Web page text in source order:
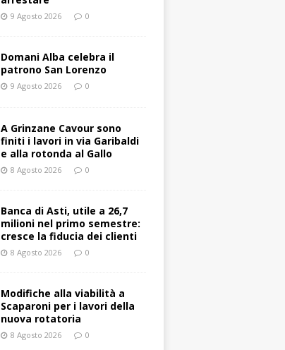
9 Agosto 2026 0
Domani Alba celebra il
patrono San Lorenzo
9 Agosto 2026 0
A Grinzane Cavour sono
finiti i lavori in via Garibaldi
e alla rotonda al Gallo
8 Agosto 2026 0
Banca di Asti, utile a 26,7
milioni nel primo semestre:
cresce la fiducia dei clienti
8 Agosto 2026 0
Modifiche alla viabilità a
Scaparoni per i lavori della
nuova rotatoria
8 Agosto 2026 0